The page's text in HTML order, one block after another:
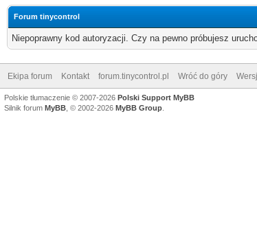
Forum tinycontrol
Niepoprawny kod autoryzacji. Czy na pewno próbujesz
Ekipa forum Kontakt forum.tinycontrol.pl Wróć do góry
Polskie tłumaczenie © 2007-2026 Polski Support MyBB
Silnik forum MyBB , © 2002-2026 MyBB Group